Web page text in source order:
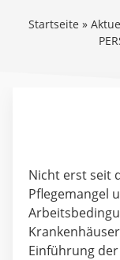
Startseite »
Nicht erst seit
Pflegemangel
Einführung